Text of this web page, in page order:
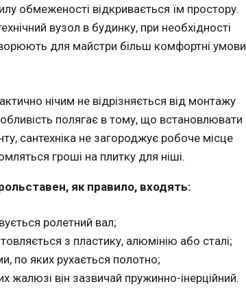
обмеженості відкривається їм простору.
вузол в будинку, при необхідності
для майстри більш комфортні умови
нічим не відрізняється від монтажу
полягає в тому, що встановлювати
сантехніка не загороджує робоче місце
гроші на плитку для ніші.
як правило, входять:
ролетний вал;
з пластику, алюмінію або сталі;
по яких рухається полотно;
жалюзі він зазвичай пружинно-інерційний.